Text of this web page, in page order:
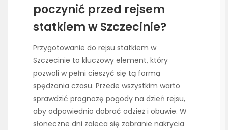
poczynić przed rejsem
statkiem w Szczecinie?
Przygotowanie do rejsu statkiem w
Szczecinie to kluczowy element, który
pozwoli w pełni cieszyć się tą formą
spędzania czasu. Przede wszystkim warto
sprawdzić prognozę pogody na dzień rejsu,
aby odpowiednio dobrać odzież i obuwie. W
słoneczne dni zaleca się zabranie nakrycia